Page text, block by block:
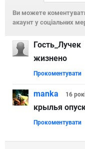
Ви можете
акаунт у соціальних
Гость_Лучек
жизнено
Прокоментувати
manka 16
крылья
Прокоментувати